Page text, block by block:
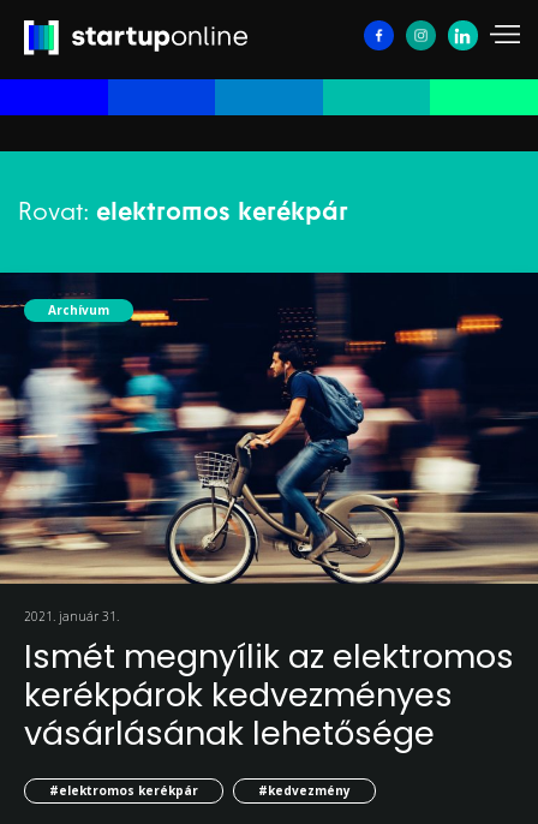
Rovat: elektromos kerékpár
Archívum
2021. január 31.
Ismét megnyílik az elektromos
kerékpárok kedvezményes
vásárlásának lehetősége
#elektromos kerékpár #kedvezmény